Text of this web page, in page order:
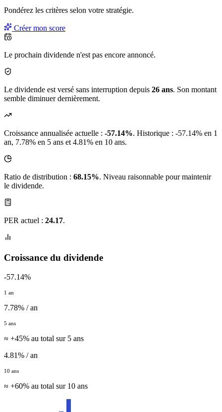
Pondérez les critères selon votre stratégie.
Créer mon score
Le prochain dividende n'est pas encore annoncé.
Le dividende est versé sans interruption depuis 26 ans. Son montant
semble diminuer dernièrement.
Croissance annualisée actuelle : -57.14%. Historique : -57.14% en 1
an, 7.78% en 5 ans et 4.81% en 10 ans.
Ratio de distribution : 68.15%. Niveau raisonnable pour maintenir
le dividende.
PER actuel : 24.17.
Croissance du dividende
-57.14%
1 an
7.78% / an
5 ans
≈ +45% au total sur 5 ans
4.81% / an
10 ans
≈ +60% au total sur 10 ans